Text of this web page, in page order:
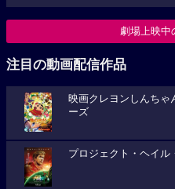
劇場上映中
注目の動画配信作品
映画クレヨンしんちゃ
ーズ
プロジェクト・ヘイル